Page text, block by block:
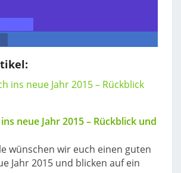
neue Jahr 2015 – Rückblick und
wünschen wir euch einen guten
Jahr 2015 und blicken auf ein